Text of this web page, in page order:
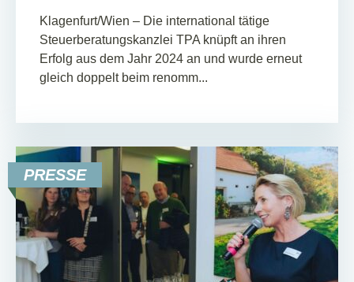
Klagenfurt/Wien – Die international tätige
Steuerberatungskanzlei TPA knüpft an ihren
Erfolg aus dem Jahr 2024 an und wurde erneut
gleich doppelt beim renomm...
PRESSE